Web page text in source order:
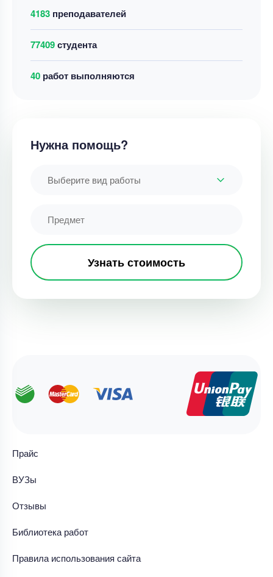
4183 преподавателей
77409студента
40 работ выполняются
Нужна помощь?
Выберите вид работы
Узнать стоимость
Прайс
ВУЗы
Отзывы
Библиотека работ
Правила использования сайта